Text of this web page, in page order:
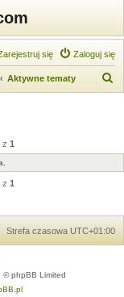
Zaloguj się
się
Aktywne tematy
a
j
z 1
z 1
Strefa czasowa UTC+01:00
© phpBB Limited